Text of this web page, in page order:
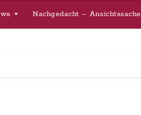
Nachgedacht – Ansichtssache